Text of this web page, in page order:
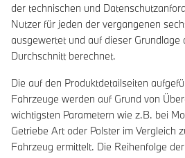
der technischen und
Nutzer für jeden der vergangenen
ausgewertet und auf dieser Grundlage
Durchschnitt berechnet.
Die auf den Produktdetailseiten
Fahrzeuge werden auf Grund von
wichtigsten Parametern wie z.B. bei
Getriebe Art oder Polster im Vergleich
Fahrzeug ermittelt. Die Reihenfolge